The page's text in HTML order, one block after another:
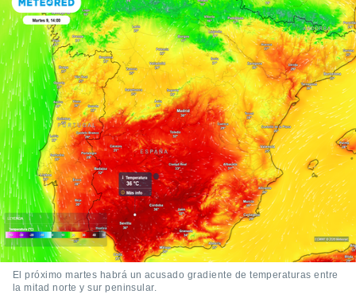
El próximo martes habrá un acusado gradiente de temperaturas entre
la mitad norte y sur peninsular.